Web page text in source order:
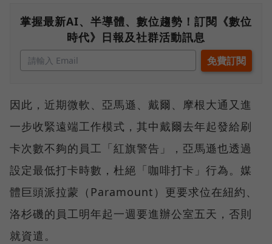
掌握最新AI、半導體、數位趨勢！訂閱《數位
時代》日報及社群活動訊息
因此，近期微軟、亞馬遜、戴爾、摩根大通又進
一步收緊遠端工作模式，其中戴爾去年起發給刷
卡次數不夠的員工「紅旗警告」，亞馬遜也透過
設定最低打卡時數，杜絕「咖啡打卡」行為。媒
體巨頭派拉蒙（Paramount）更要求位在紐約、
洛杉磯的員工明年起一週要進辦公室五天，否則
就資遣。